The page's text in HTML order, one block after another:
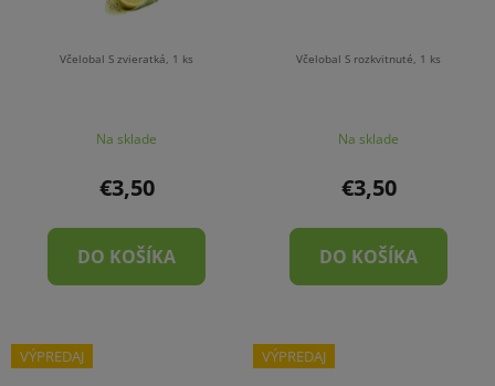
Včelobal S zvieratká, 1 ks
Na sklade
€3,50
DO KOŠÍKA
Včelobal S rozkvitnuté, 1 ks
Na sklade
€3,50
DO KOŠÍKA
VÝPREDAJ VÝPREDAJ